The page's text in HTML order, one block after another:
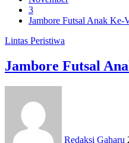
3
Jambore Futsal Anak Ke-
Lintas Peristiwa
Jambore Futsal
Redaksi Gaharu